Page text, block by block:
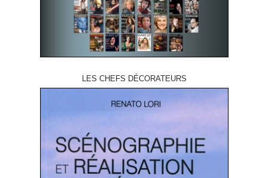
LES CHEFS DÉCORATEURS